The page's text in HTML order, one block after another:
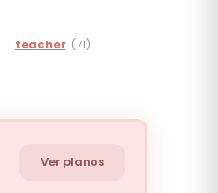
teacher (71)
Ver planos